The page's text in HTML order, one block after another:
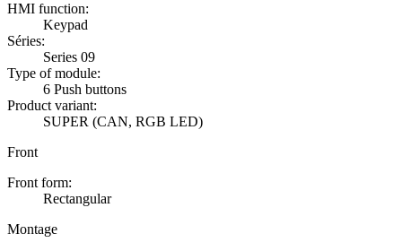
HMI function:
Keypad
Séries:
Series 09
Type of module:
6 Push buttons
Product variant:
SUPER (CAN, RGB LED)
Front
Front form:
Rectangular
Montage